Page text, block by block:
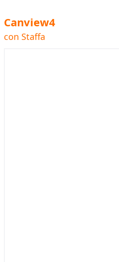
Canview4
con Staffa